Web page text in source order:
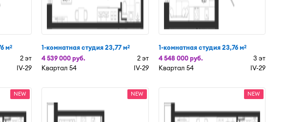
м2
2 эт
IV-29
1-комнатная студия 23,77 м2
4 539 000 руб.
2 эт
Квартал 54
IV-29
1-комнатная студия 23,76 м2
4 548 000 руб.
3 эт
Квартал 54
IV-29
NEW NEW NEW